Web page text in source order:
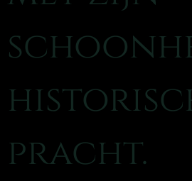
pracht.